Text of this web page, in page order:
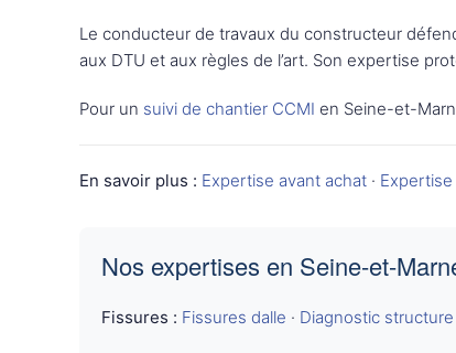
Le conducteur de travaux du constructeur
aux DTU et aux règles de l’art. Son expertise
Pour un suivi de chantier CCMI en Seine-et-
En savoir plus : Expertise avant achat ·
Nos expertises en Seine-et-
Fissures : Fissures dalle · Diagnostic